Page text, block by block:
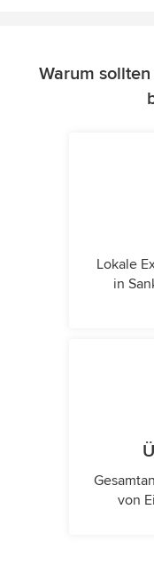
Warum
Lokale
in
von